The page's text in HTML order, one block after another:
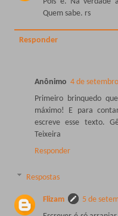
Quem sabe. rs
Responder
Anônimo 4 de
Primeiro brinquedo
máximo! E para
escreve esse texto.
Teixeira
Responder
Respostas
Flizam
5 de